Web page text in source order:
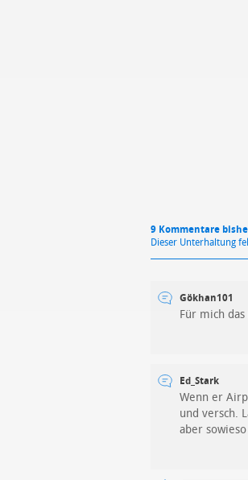
9 Kommentare
Dieser Unterhaltung
Gökhan101
Für mich
Ed_Stark
Wenn er
und versch.
aber